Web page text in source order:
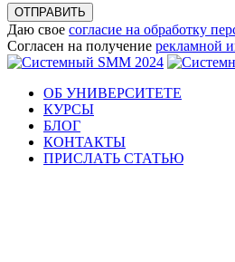
ОТПРАВИТЬ
Даю свое согласие на обработку
Согласен на получение рекламной
ОБ УНИВЕРСИТЕТЕ
КУРСЫ
БЛОГ
КОНТАКТЫ
ПРИСЛАТЬ СТАТЬЮ